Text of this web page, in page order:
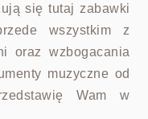
się tutaj zabawki
wszystkim z
oraz wzbogacania
muzyczne od
Wam w